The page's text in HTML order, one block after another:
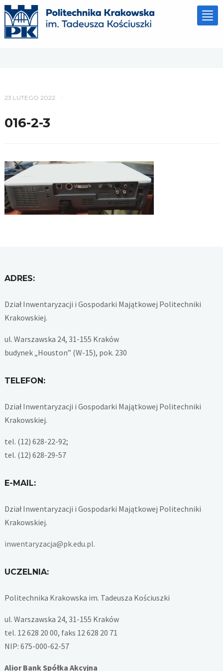
23 LUTEGO 2022
016-2-3
ADRES:
Dział Inwentaryzacji i Gospodarki Majątkowej Politechniki
Krakowskiej.
ul. Warszawska 24, 31-155 Kraków
budynek „Houston” (W-15), pok. 230
TELEFON:
Dział Inwentaryzacji i Gospodarki Majątkowej Politechniki
Krakowskiej.
tel. (12) 628-22-92;
tel. (12) 628-29-57
E-MAIL:
Dział Inwentaryzacji i Gospodarki Majątkowej Politechniki
Krakowskiej.
inwentaryzacja@pk.edu.pl.
UCZELNIA:
Politechnika Krakowska im. Tadeusza Kościuszki
ul. Warszawska 24, 31-155 Kraków
tel. 12 628 20 00, faks 12 628 20 71
NIP: 675-000-62-57
Alior Bank Spółka Akcyjna